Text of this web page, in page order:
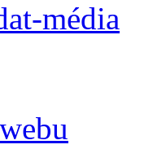
média